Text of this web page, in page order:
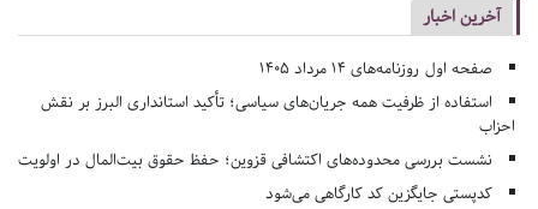
آخرین اخبار
صفحه اول روزنامه‌های 14 مرداد 1405
استفاده از ظرفیت همه جریان‌های سیاسی؛ تأکید استانداری البرز بر نقش
احزاب
نشست بررسی محدوده‌های اکتشافی قزوین؛ حفظ حقوق بیت‌المال در اولویت
کدپستی جایگزین کد کارگاهی می‌شود